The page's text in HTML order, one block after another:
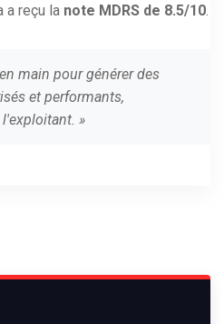
a reçu la note MDRS de 8.5/10.
main pour générer des
et performants,
»